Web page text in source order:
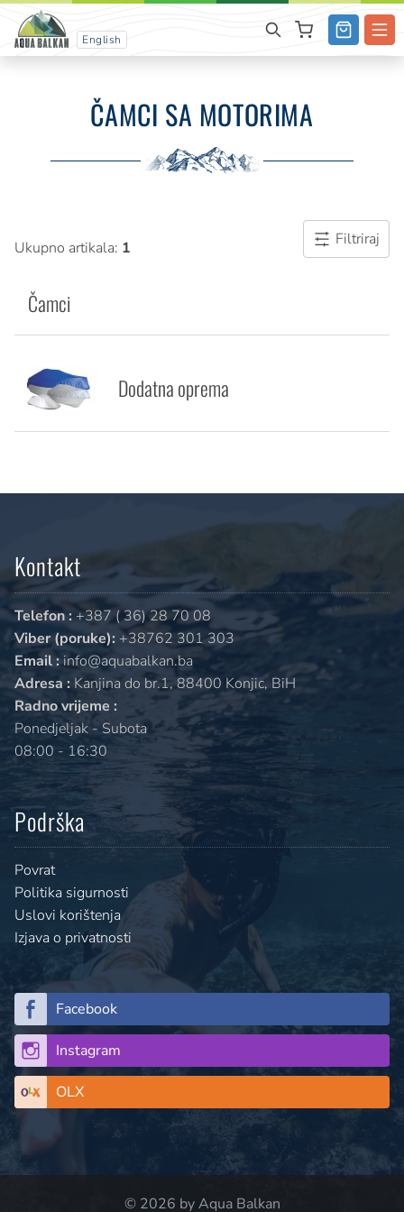
English
ČAMCI SA MOTORIMA
Ukupno artikala: 1 Filtriraj
Čamci
Dodatna oprema
Kontakt
Telefon : +387 ( 36) 28 70 08
Viber (poruke): +38762 301 303
Email :info@aquabalkan.ba
Adresa : Kanjina do br.1, 88400 Konjic, BiH
Radno vrijeme :
Ponedjeljak - Subota
08:00 - 16:30
Podrška
Povrat
Politika sigurnosti
Uslovi korištenja
Izjava o privatnosti
Facebook
Instagram
OLX
© 2026 by Aqua Balkan